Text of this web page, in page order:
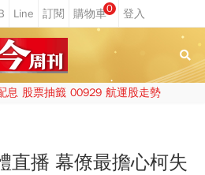
0
息 股票抽籤 00929 航運股走勢
直播 幕僚最擔心柯失